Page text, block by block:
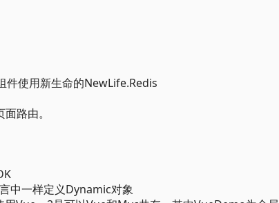
件使用新生命的NewLife.Redis
路由。
中一样定义Dynamic对象